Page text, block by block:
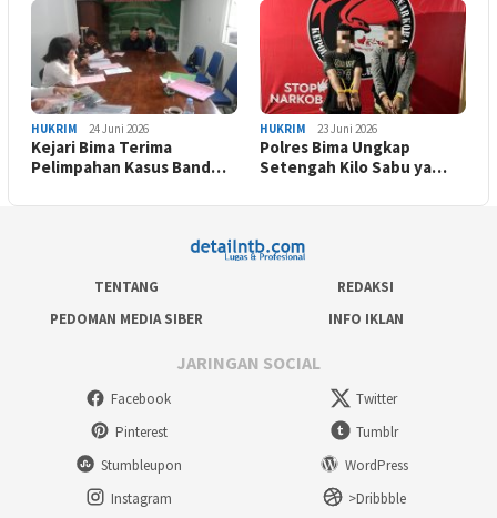
HUKRIM 24 Juni 2026
Kejari Bima Terima
Pelimpahan Kasus Band…
HUKRIM 23 Juni 2026
Polres Bima Ungkap
Setengah Kilo Sabu ya…
TENTANG
REDAKSI
PEDOMAN MEDIA SIBER
INFO IKLAN
JARINGAN SOCIAL
Facebook
Twitter
Pinterest
Tumblr
Stumbleupon
WordPress
Instagram
>Dribbble